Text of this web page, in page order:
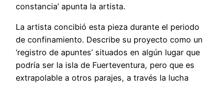
constancia’ apunta la artista.
La artista concibió esta pieza durante el periodo
de confinamiento. Describe su proyecto como un
‘registro de apuntes’ situados en algún lugar que
podría ser la isla de Fuerteventura, pero que es
extrapolable a otros parajes, a través la lucha